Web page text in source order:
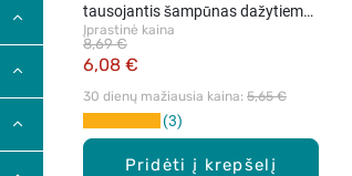
Pridėti į krepšelį
tausojantis šampūnas dažytiems
plaukams, 500 ml
Įprastinė kaina
6,08 €
8,69 €
30 dienų mažiausia kaina: 5,65 €
3